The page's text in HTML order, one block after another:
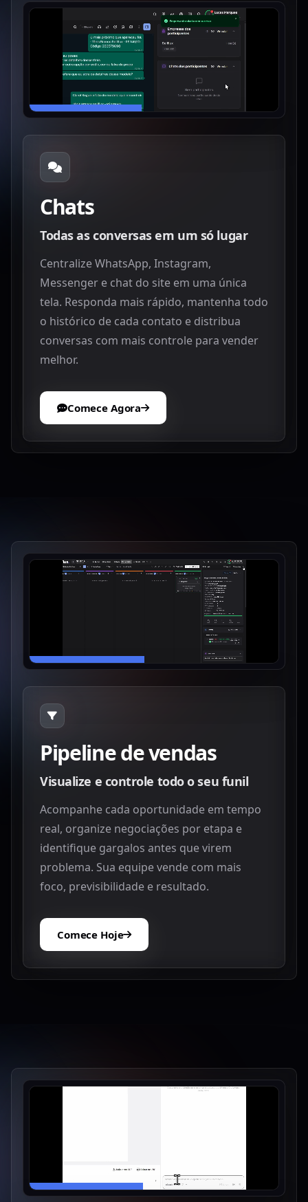
Chats
Todas as conversas em um só lugar
Centralize WhatsApp, Instagram,
Messenger e chat do site em uma única
tela. Responda mais rápido, mantenha todo
o histórico de cada contato e distribua
conversas com mais controle para vender
melhor.
Comece Agora
Pipeline de vendas
Visualize e controle todo o seu funil
Acompanhe cada oportunidade em tempo
real, organize negociações por etapa e
identifique gargalos antes que virem
problema. Sua equipe vende com mais
foco, previsibilidade e resultado.
Comece Hoje